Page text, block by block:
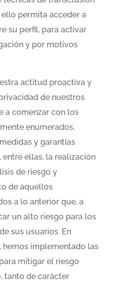
ello permita acceder a
su perfil, para activar
y por motivos
actitud proactiva y
de nuestros
a comenzar con los
enumerados,
y garantías
ellas, la realización
de riesgo y
de aquellos
a lo anterior que, a
un alto riesgo para los
sus usuarios. En
hemos implementado las
mitigar el riesgo
tanto de carácter